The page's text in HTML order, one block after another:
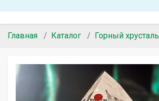
Главная Каталог Горный хрусталь